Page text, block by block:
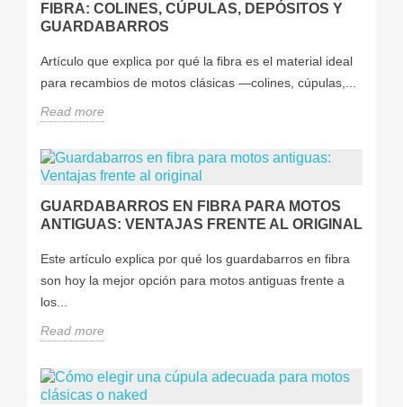
FIBRA: COLINES, CÚPULAS, DEPÓSITOS Y
GUARDABARROS
Artículo que explica por qué la fibra es el material ideal
para recambios de motos clásicas —colines, cúpulas,...
Read more
GUARDABARROS EN FIBRA PARA MOTOS
ANTIGUAS: VENTAJAS FRENTE AL ORIGINAL
Este artículo explica por qué los guardabarros en fibra
son hoy la mejor opción para motos antiguas frente a
los...
Read more